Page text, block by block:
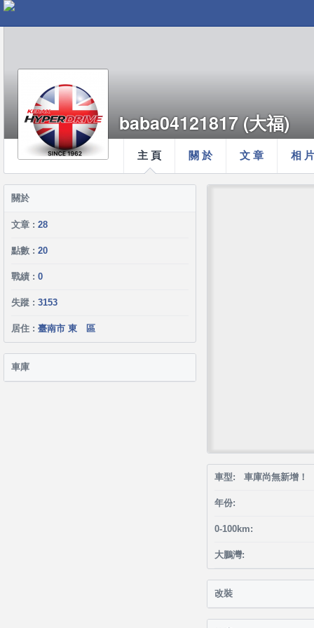
主 頁 關 於 文 章 相 片
baba04121817 (大福)
關於
文章 : 28
點數 : 20
戰績 : 0
失蹤 : 3153
居住 : 臺南市 東 區
車庫
車型: 車庫尚無新增！
年份:
0-100km:
大鵬灣:
改裝